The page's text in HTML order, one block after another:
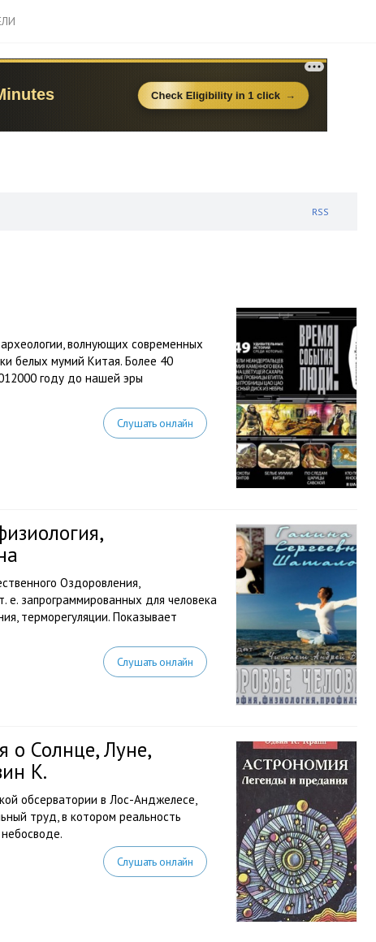
RSS
волнующих современных
белых мумий Китая. Более 40
году до нашей эры
Слушать онлайн
Оздоровления,
е. запрограммированных для человека
терморегуляции. Показывает
Слушать онлайн
о Солнце, Луне,
К.
обсерватории в Лос-Анджелесе,
труд, в котором реальность
Слушать онлайн